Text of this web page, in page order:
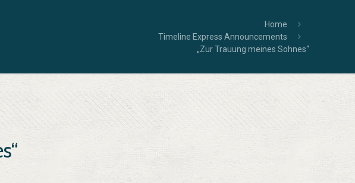
Home
Timeline Express Announcements
„Zur Trauung meines Sohnes“